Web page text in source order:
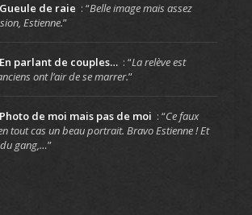
Gueule de raie : “Belle image mais assez
Estienne.”
En parlant de couples… : “La relève est
ont l’air de se marrer.”
Photo de moi mais pas de moi : “Ce faux
tout cas un beau portrait. Bravo Estienne ! Et
gang,…”